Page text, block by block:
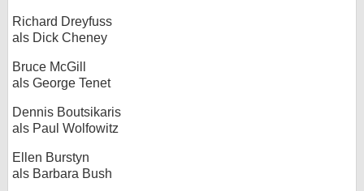
Richard Dreyfuss
als Dick Cheney
Bruce McGill
als George Tenet
Dennis Boutsikaris
als Paul Wolfowitz
Ellen Burstyn
als Barbara Bush